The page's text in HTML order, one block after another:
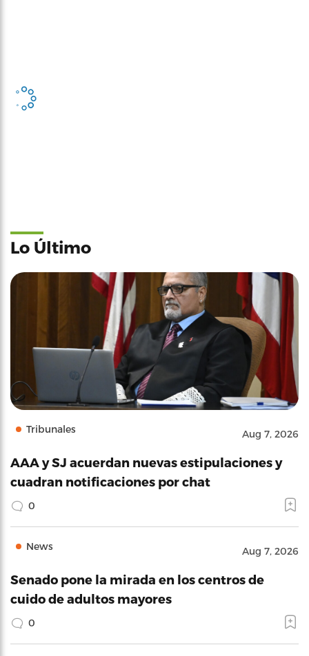
Lo Último
Tribunales Aug 7, 2026
AAA y SJ acuerdan nuevas estipulaciones y
cuadran notificaciones por chat
0
News Aug 7, 2026
Senado pone la mirada en los centros de
cuido de adultos mayores
0